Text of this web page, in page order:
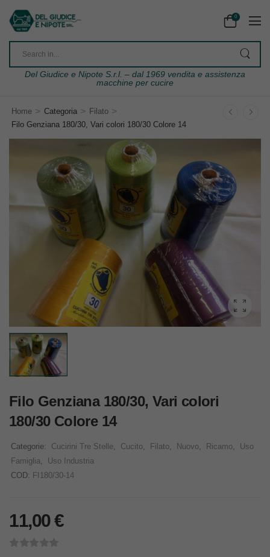
0
Del Giudice e Nipote S.r.l. – dal 1969 vendita e assistenza
macchine per cucire
Home > Categoria > Filato >
Filo Genziana 180/30, Vari colori 180/30 Colore 14
Filo Genziana 180/30, Vari colori
180/30 Colore 14
Categorie: Cucirini Tre Stelle Cucito Filato Nuovo Ricamo
Uso
Famiglia
Uso Industria
COD: FI180/30-14
11,00€